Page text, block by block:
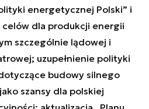
energetycznej Polski” i
dla produkcji energii
szczególnie lądowej i
uzupełnienie polityki
budowy silnego
szansy dla polskiej